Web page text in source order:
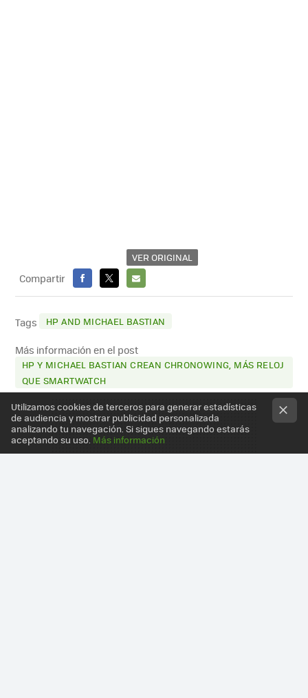
VER ORIGINAL
Compartir
FACEBOOK
X
E-
MAIL
Tags HP AND MICHAEL BASTIAN
Más información en el post
HP Y MICHAEL BASTIAN CREAN CHRONOWING, MÁS RELOJ
QUE SMARTWATCH
Utilizamos cookies de terceros para generar estadísticas
de audiencia y mostrar publicidad personalizada
analizando tu navegación. Si sigues navegando estarás
aceptando su uso. Más información